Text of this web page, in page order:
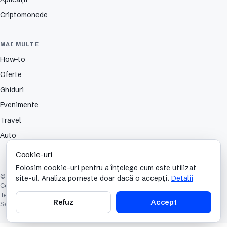
Criptomonede
MAI MULTE
How-to
Oferte
Ghiduri
Evenimente
Travel
Auto
© 2026 TechCafe. Toate drepturile rezervate.
Contact
Termeni și condiții
Setări cookie-uri
Cookie-uri
Folosim cookie-uri pentru a înțelege cum este utilizat
site-ul. Analiza pornește doar dacă o accepți. Detalii
Refuz Accept